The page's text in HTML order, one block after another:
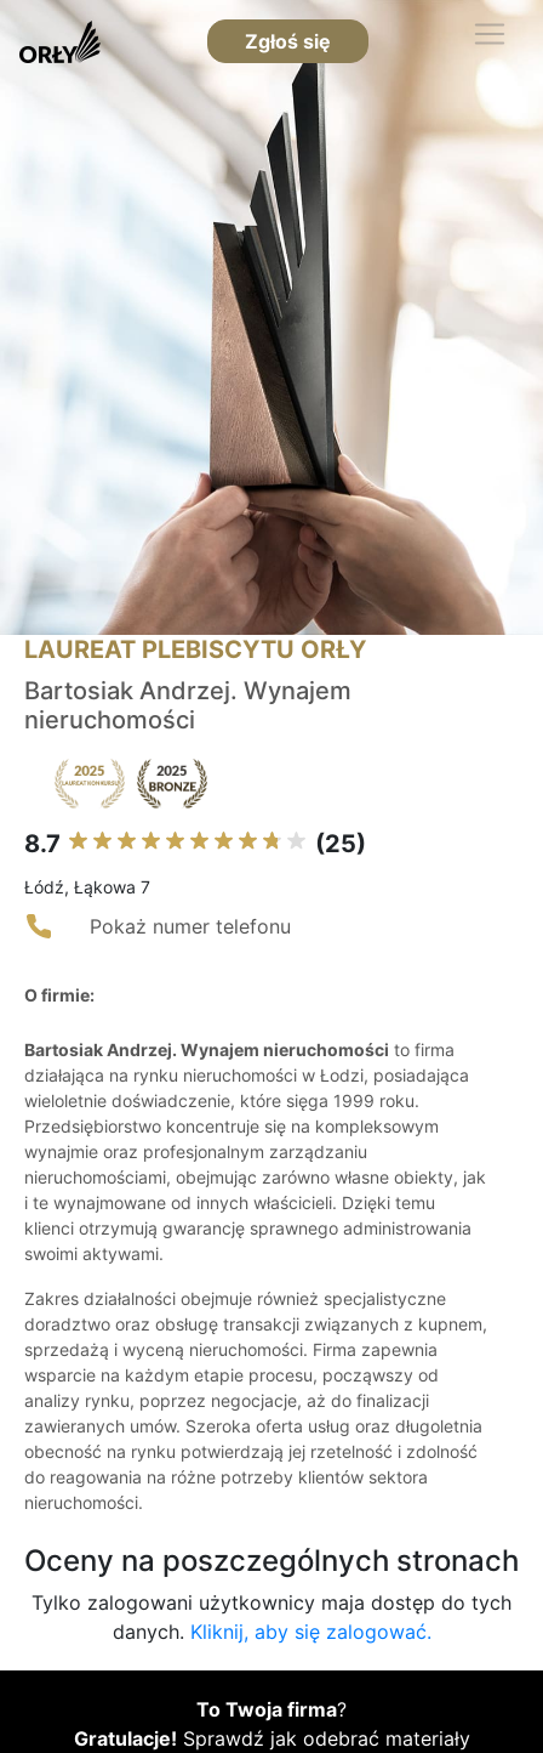
Zgłoś się
LAUREAT PLEBISCYTU ORŁY
Bartosiak Andrzej. Wynajem
nieruchomości
8.7 (25)
Łódź, Łąkowa 7
Pokaż numer telefonu
O firmie:
Bartosiak Andrzej. Wynajem nieruchomości to firma
działająca na rynku nieruchomości w Łodzi, posiadająca
wieloletnie doświadczenie, które sięga 1999 roku.
Przedsiębiorstwo koncentruje się na kompleksowym
wynajmie oraz profesjonalnym zarządzaniu
nieruchomościami, obejmując zarówno własne obiekty, jak
i te wynajmowane od innych właścicieli. Dzięki temu
klienci otrzymują gwarancję sprawnego administrowania
swoimi aktywami.
Zakres działalności obejmuje również specjalistyczne
doradztwo oraz obsługę transakcji związanych z kupnem,
sprzedażą i wyceną nieruchomości. Firma zapewnia
wsparcie na każdym etapie procesu, począwszy od
analizy rynku, poprzez negocjacje, aż do finalizacji
zawieranych umów. Szeroka oferta usług oraz długoletnia
obecność na rynku potwierdzają jej rzetelność i zdolność
do reagowania na różne potrzeby klientów sektora
nieruchomości.
Oceny na poszczególnych stronach
Tylko zalogowani użytkownicy maja dostęp do tych
danych. Kliknij, aby się zalogować.
To Twoja firma?
Gratulacje! Sprawdź jak odebrać materiały